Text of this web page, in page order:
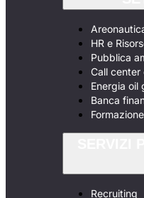
HR e
Pubblica
Call center
Energia oil
Banca
Formazione
Recruiting